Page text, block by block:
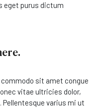
eget purus dictum
sit amet congue
vitae ultricies dolor,
varius mi ut